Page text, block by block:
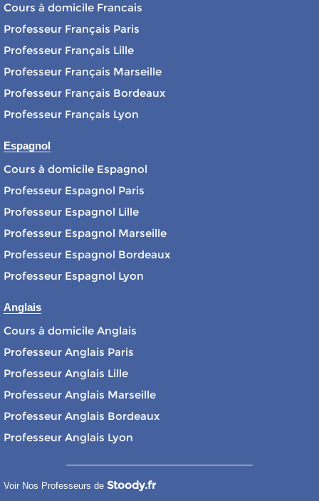
Cours à domicile Francais
Professeur Français Paris
Professeur Français Lille
Professeur Français Marseille
Professeur Français Bordeaux
Professeur Français Lyon
Espagnol
Cours à domicile Espagnol
Professeur Espagnol Paris
Professeur Espagnol Lille
Professeur Espagnol Marseille
Professeur Espagnol Bordeaux
Professeur Espagnol Lyon
Anglais
Cours à domicile Anglais
Professeur Anglais Paris
Professeur Anglais Lille
Professeur Anglais Marseille
Professeur Anglais Bordeaux
Professeur Anglais Lyon
Voir Nos Professeurs de Stoody.fr